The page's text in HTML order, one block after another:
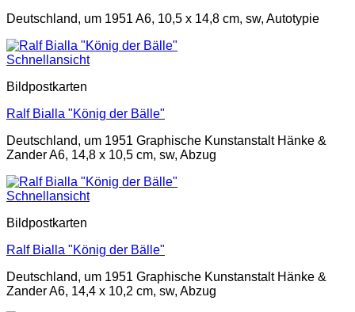
Deutschland, um 1951 A6, 10,5 x 14,8 cm, sw, Autotypie
Schnellansicht
Bildpostkarten
Ralf Bialla "König der Bälle"
Deutschland, um 1951 Graphische Kunstanstalt Hänke &
Zander A6, 14,8 x 10,5 cm, sw, Abzug
Schnellansicht
Bildpostkarten
Ralf Bialla "König der Bälle"
Deutschland, um 1951 Graphische Kunstanstalt Hänke &
Zander A6, 14,4 x 10,2 cm, sw, Abzug